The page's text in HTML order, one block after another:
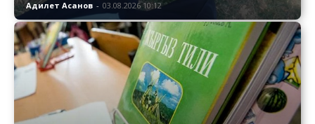
Адилет Асанов - 03.08.2026 10:12